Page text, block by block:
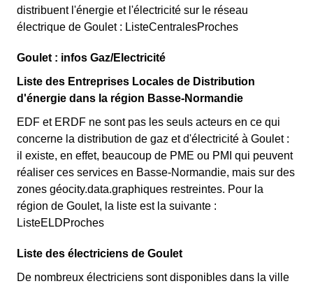
distribuent l'énergie et l'électricité sur le réseau
électrique de Goulet : ListeCentralesProches
Goulet : infos Gaz/Electricité
Liste des Entreprises Locales de Distribution
d'énergie dans la région Basse-Normandie
EDF et ERDF ne sont pas les seuls acteurs en ce qui
concerne la distribution de gaz et d'électricité à Goulet :
il existe, en effet, beaucoup de PME ou PMI qui peuvent
réaliser ces services en Basse-Normandie, mais sur des
zones géocity.data.graphiques restreintes. Pour la
région de Goulet, la liste est la suivante :
ListeELDProches
Liste des électriciens de Goulet
De nombreux électriciens sont disponibles dans la ville